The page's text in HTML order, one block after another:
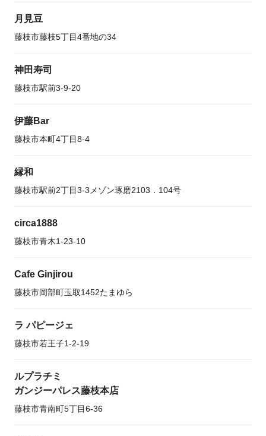
月見豆
藤枝市藤枝5丁目4番地の34
神田寿司
藤枝市駅前3-9-20
伊藤Bar
藤枝市本町4丁目8-4
縁和
藤枝市駅前2丁目3-3メゾン琢磨2103．104号
circa1888
藤枝市青木1-23-10
Cafe Ginjirou
藤枝市岡部町玉取1452たまゆら
ラ パピージェ
藤枝市若王子1-2-19
ルプラチミ
ガンジーパレス藤枝本店
藤枝市青南町5丁目6-36